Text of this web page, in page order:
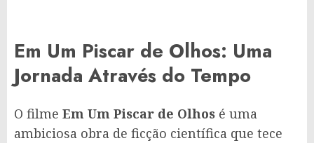
Em Um Piscar de Olhos: Uma
Jornada Através do Tempo
O filme Em Um Piscar de Olhos é uma
ambiciosa obra de ficção científica que tece